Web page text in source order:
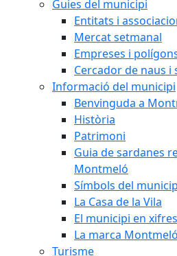
Guies del municipi
Entitats i
Mercat setmanal
Empreses i
Cercador de naus i
Informació del municipi
Benvinguda a
Història
Patrimoni
Guia de sardanes
Montmeló
Símbols del
La Casa de la Vila
El municipi en xifres
La marca Montmeló
Turisme